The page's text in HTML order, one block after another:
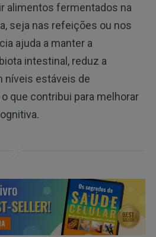
alimentos fermentados na
seja nas refeições ou nos
ajuda a manter a
intestinal, reduz a
níveis estáveis de
que contribui para melhorar